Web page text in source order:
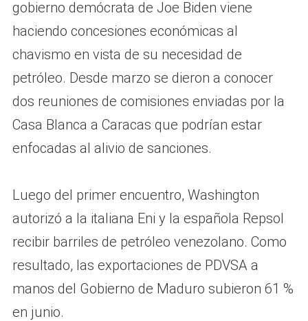
gobierno demócrata de Joe Biden viene
haciendo concesiones económicas al
chavismo en vista de su necesidad de
petróleo. Desde marzo se dieron a conocer
dos reuniones de comisiones enviadas por la
Casa Blanca a Caracas que podrían estar
enfocadas al alivio de sanciones.
Luego del primer encuentro, Washington
autorizó a la italiana Eni y la española Repsol
recibir barriles de petróleo venezolano. Como
resultado, las exportaciones de PDVSA a
manos del Gobierno de Maduro subieron 61 %
en junio.